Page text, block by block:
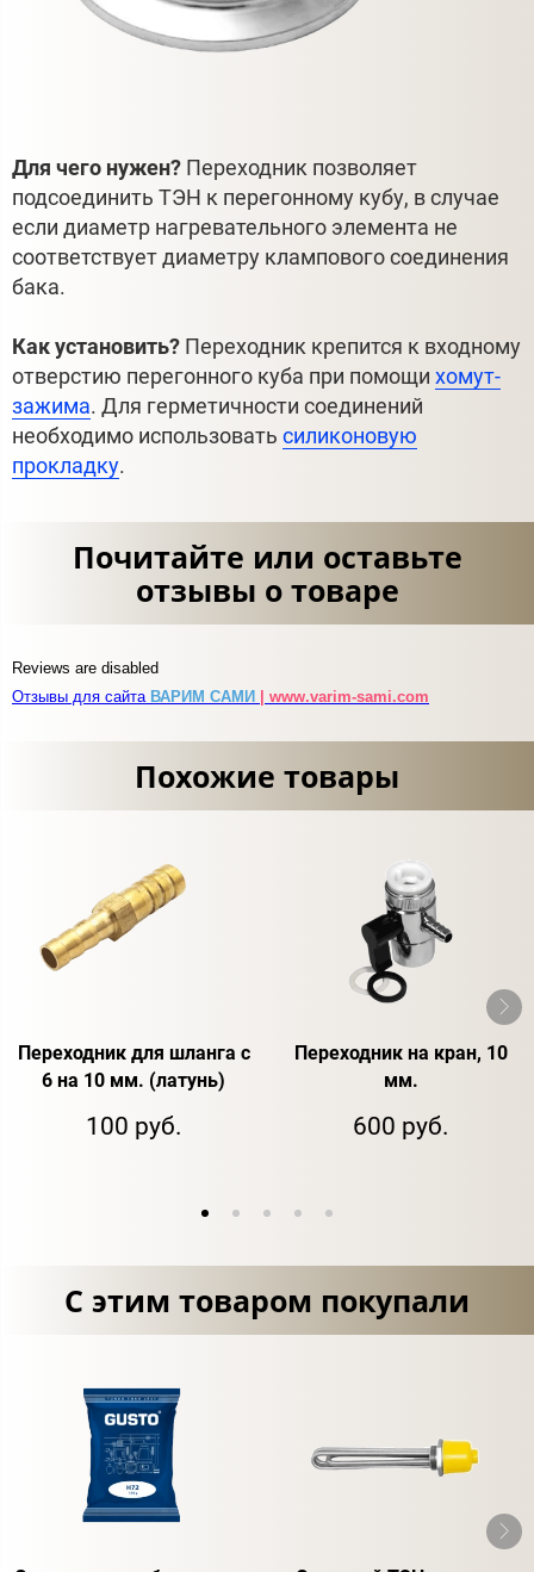
Для чего нужен? Переходник позволяет
подсоединить ТЭН к перегонному кубу, в случае
если диаметр нагревательного элемента не
соответствует диаметру клампового соединения
бака.
Как установить? Переходник крепится к входному
отверстию перегонного куба при помощи хомут-
зажима. Для герметичности соединений
необходимо использовать силиконовую
прокладку.
Почитайте или оставьте
отзывы о товаре
Reviews are disabled
Отзывы для сайта ВАРИМ САМИ | www.varim-sami.com
Похожие товары
Переходник для шланга с
6 на 10 мм. (латунь)
100 руб.
Переходник на кран, 10
мм.
600 руб.
С этим товаром покупали